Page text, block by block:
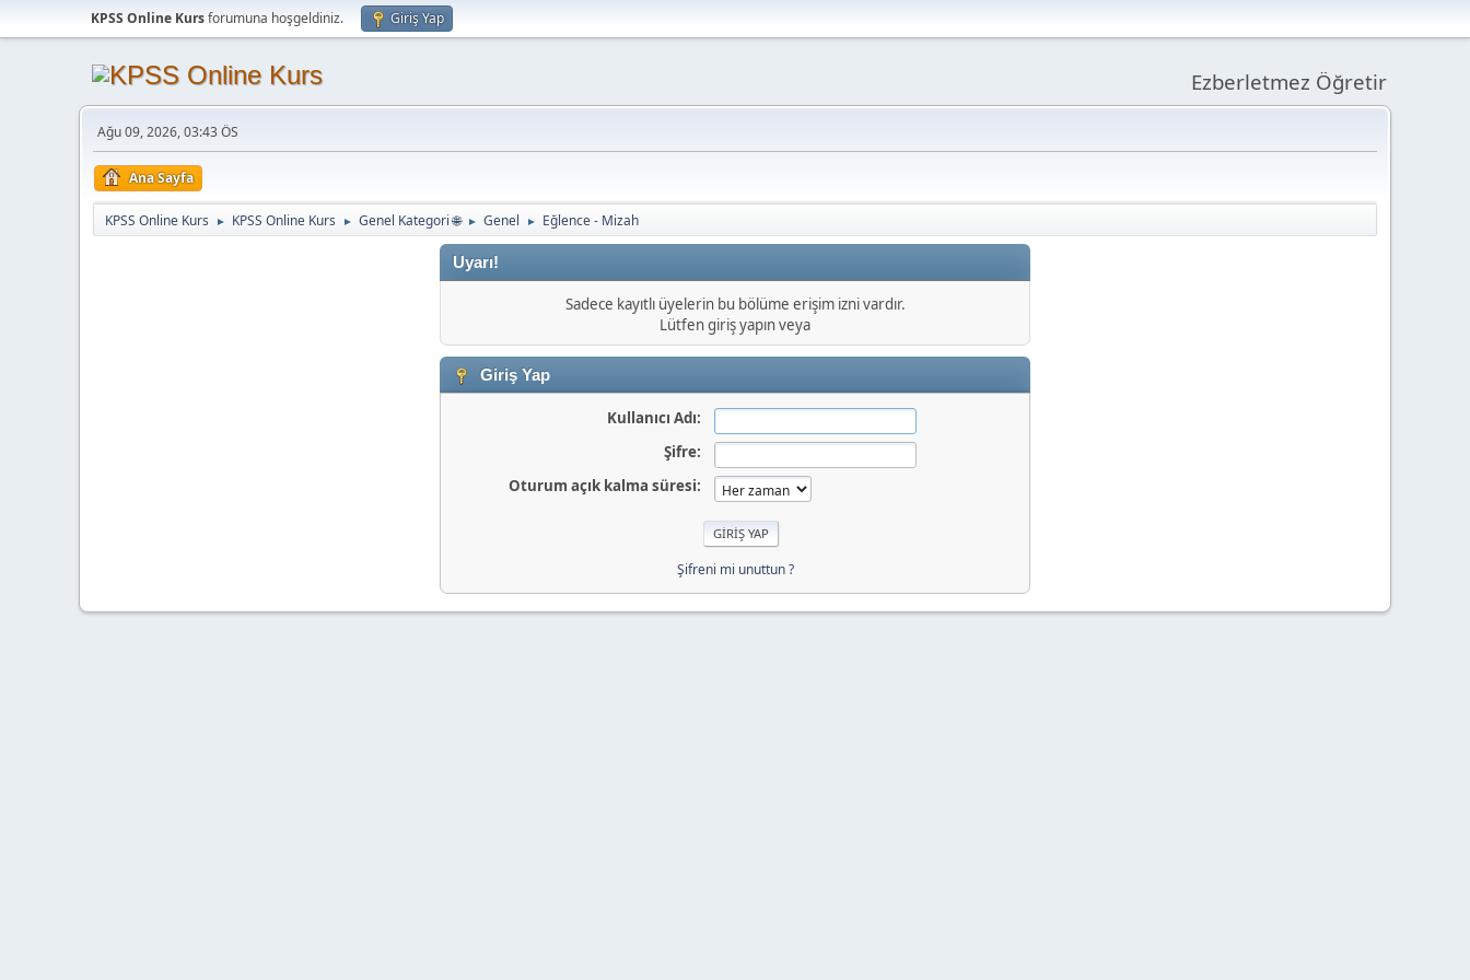
KPSS Online Kursforumuna hoşgeldiniz. Giriş Yap
Ezberletmez Öğretir
Ağu 09, 2026, 03:43 ÖS
Ana Sayfa
KPSS Online Kurs ► KPSS Online Kurs ► Genel Kategori 🌐 ► Genel ► Eğlence - Mizah
Uyarı!
Sadece kayıtlı üyelerin bu bölüme erişim izni vardır.
Lütfen giriş yapın veya
Giriş Yap
Kullanıcı Adı:
Şifre:
Oturum açık kalma süresi:
Şifreni mi unuttun ?